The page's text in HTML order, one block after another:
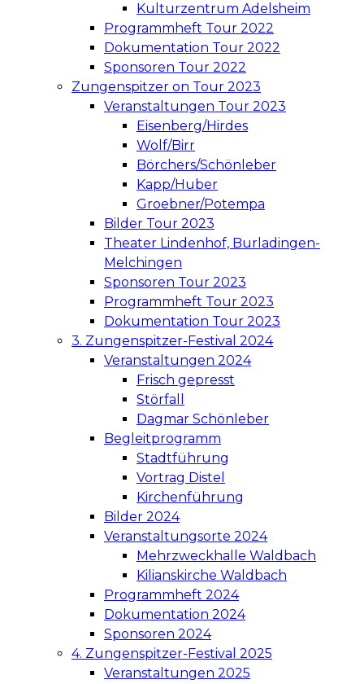
Kulturzentrum Adelsheim
Programmheft Tour 2022
Dokumentation Tour 2022
Sponsoren Tour 2022
Zungenspitzer on Tour 2023
Veranstaltungen Tour 2023
Eisenberg/Hirdes
Wolf/Birr
Börchers/Schönleber
Kapp/Huber
Groebner/Potempa
Bilder Tour 2023
Theater Lindenhof, Burladingen-
Melchingen
Sponsoren Tour 2023
Programmheft Tour 2023
Dokumentation Tour 2023
3. Zungenspitzer-Festival 2024
Veranstaltungen 2024
Frisch gepresst
Störfall
Dagmar Schönleber
Begleitprogramm
Stadtführung
Vortrag Distel
Kirchenführung
Bilder 2024
Veranstaltungsorte 2024
Mehrzweckhalle Waldbach
Kilianskirche Waldbach
Programmheft 2024
Dokumentation 2024
Sponsoren 2024
4. Zungenspitzer-Festival 2025
Veranstaltungen 2025